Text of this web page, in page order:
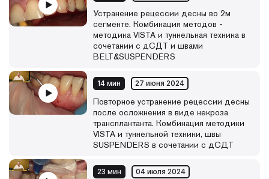
Устранение рецессии десны во 2м
сегменте. Комбинация методов -
методика VISTA и туннельная техника в
сочетании с дСДТ и швами
BELT&SUSPENDERS
14 мин 27 июня 2024
Повторное устранение рецессии десны
после осложнения в виде некроза
трансплантанта. Комбинация методики
VISTA и туннельной техники, швы
SUSPENDERS в сочетании с дСДТ
23 мин 04 июля 2024